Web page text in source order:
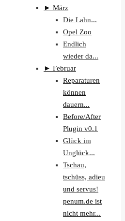
► März
Die Lahn...
Opel Zoo
Endlich
wieder da...
► Februar
Reparaturen
können
dauern...
Before/After
Plugin v0.1
Glück im
Unglück...
Tschau,
tschüss, adieu
und servus!
penum.de ist
nicht mehr...